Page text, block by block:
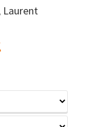
Laurent